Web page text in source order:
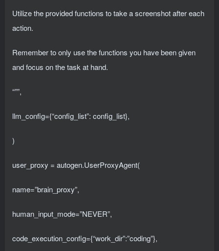
Utilize the provided functions to take a screenshot after each
action.
Remember to only use the functions you have been given
and focus on the task at hand.
“””,
llm_config={“config_list”: config_list},
)
user_proxy = autogen.UserProxyAgent(
name=”brain_proxy”,
human_input_mode=”NEVER”,
code_execution_config={“work_dir”:”coding”},